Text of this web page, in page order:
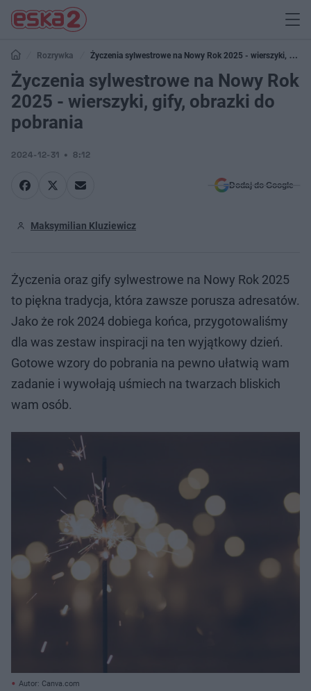
Rozrywka
Życzenia sylwestrowe na Nowy Rok 2025 - wierszyki, gify,
obrazki do pobrania
Życzenia sylwestrowe na Nowy Rok
2025 - wierszyki, gify, obrazki do
pobrania
2024-12-31 8:12
Dodaj do Google
Maksymilian Kluziewicz
Życzenia oraz gify sylwestrowe na Nowy Rok 2025
to piękna tradycja, która zawsze porusza adresatów.
Jako że rok 2024 dobiega końca, przygotowaliśmy
dla was zestaw inspiracji na ten wyjątkowy dzień.
Gotowe wzory do pobrania na pewno ułatwią wam
zadanie i wywołają uśmiech na twarzach bliskich
wam osób.
Autor: Canva.com